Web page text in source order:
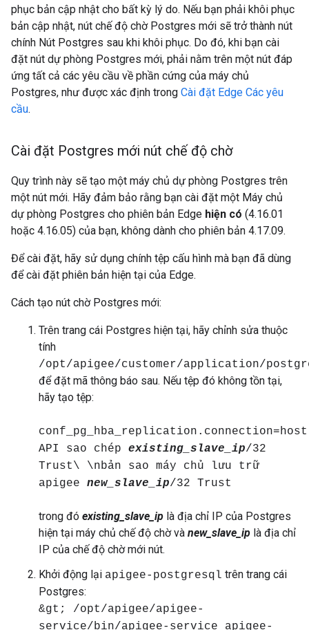
phục bản cập nhật cho bất kỳ lý do. Nếu bạn phải khôi phục
bản cập nhật, nút chế độ chờ Postgres mới sẽ trở thành nút
chính Nút Postgres sau khi khôi phục. Do đó, khi bạn cài
đặt nút dự phòng Postgres mới, phải nằm trên một nút đáp
ứng tất cả các yêu cầu về phần cứng của máy chủ
Postgres, như được xác định trong Cài đặt Edge Các yêu
cầu.
Cài đặt Postgres mới nút chế độ chờ
Quy trình này sẽ tạo một máy chủ dự phòng Postgres trên
một nút mới. Hãy đảm bảo rằng bạn cài đặt một Máy chủ
dự phòng Postgres cho phiên bản Edge hiện có (4.16.01
hoặc 4.16.05) của bạn, không dành cho phiên bản 4.17.09.
Để cài đặt, hãy sử dụng chính tệp cấu hình mà bạn đã dùng
để cài đặt phiên bản hiện tại của Edge.
Cách tạo nút chờ Postgres mới:
Trên trang cái Postgres hiện tại, hãy chỉnh sửa thuộc
tính
/opt/apigee/customer/application/
để đặt mã thông báo sau. Nếu tệp đó không tồn tại,
hãy tạo tệp:
conf_pg_hba_replication.connection=host
API sao chép existing_slave_ip/32
Trust\ \nbản sao máy chủ lưu trữ
apigee new_slave_ip/32 Trust
trong đó existing_slave_ip là địa chỉ IP của Postgres
hiện tại máy chủ chế độ chờ và new_slave_ip là địa chỉ
IP của chế độ chờ mới nút.
Khởi động lại apigee-postgresql trên trang cái
Postgres:
&gt; /opt/apigee/apigee-
service/bin/apigee-service apigee-